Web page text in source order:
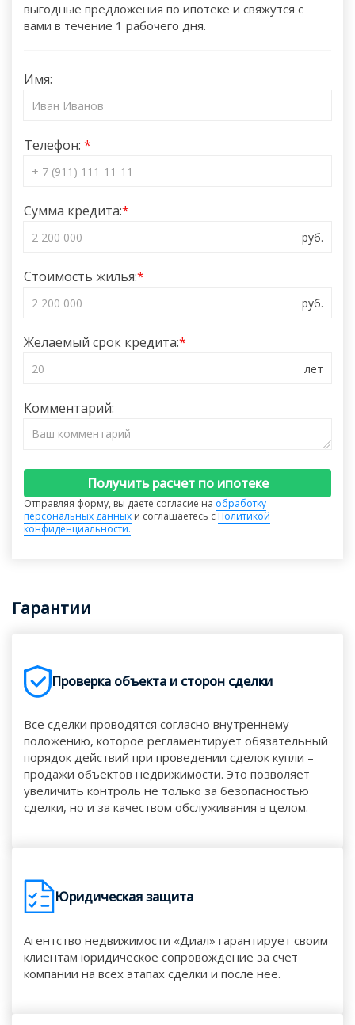
выгодные предложения по ипотеке и свяжутся с
вами в течение 1 рабочего дня.
Имя:
Телефон:
Сумма кредита:
Стоимость жилья:
Желаемый срок кредита:
Комментарий:
Получить расчет по ипотеке
Отправляя форму, вы даете согласие на обработку
персональных данных и соглашаетесь сПолитикой
конфиденциальности.
Гарантии
Проверка объекта и сторон сделки
Все сделки проводятся согласно внутреннему
положению, которое регламентирует обязательный
порядок действий при проведении сделок купли –
продажи объектов недвижимости. Это позволяет
увеличить контроль не только за безопасностью
сделки, но и за качеством обслуживания в целом.
Юридическая защита
Агентство недвижимости «Диал» гарантирует своим
клиентам юридическое сопровождение за счет
компании на всех этапах сделки и после нее.